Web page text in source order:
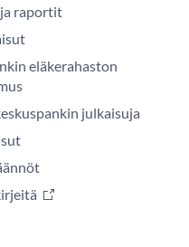
raportit
eläkerahaston
julkaisuja